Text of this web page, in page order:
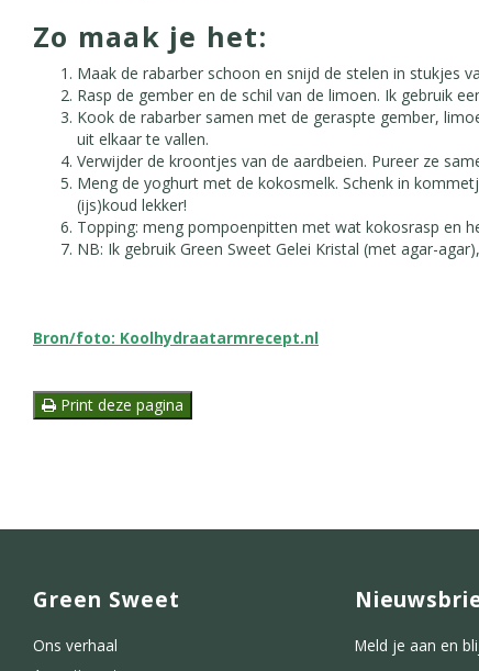
Zo maak je het:
Maak de rabarber schoon en snijd de stelen in stukjes
Rasp de gember en de schil van de limoen. Ik gebruik
Kook de rabarber samen met de geraspte gember,
uit elkaar te vallen.
Verwijder de kroontjes van de aardbeien. Pureer ze
Meng de yoghurt met de kokosmelk. Schenk in
(ijs)koud lekker!
Topping: meng pompoenpitten met wat kokosrasp en
NB: Ik gebruik Green Sweet Gelei Kristal (met agar-
Bron/foto: Koolhydraatarmrecept.nl
Print deze pagina
Green Sweet
Ons verhaal
Meld je aan en